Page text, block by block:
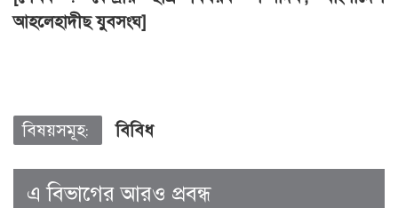
আহলেহাদীছ যুবসংঘ]
বিষয়সমূহ: বিবিধ
এ বিভাগের আরও প্রবন্ধ